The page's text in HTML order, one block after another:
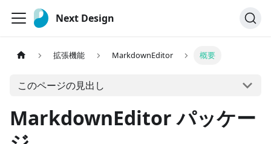
Next Design
拡張機能 MarkdownEditor 概要
このページの見出し
MarkdownEditor パッケー